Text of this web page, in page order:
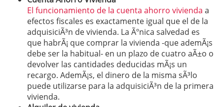
El funcionamiento de la cuenta ahorro vivienda a
efectos fiscales es exactamente igual que el de la
adquisiciÃ³n de vivienda. La Ãºnica salvedad es
que habrÃ¡ que comprar la vivienda -que ademÃ¡s
debe ser la habitual- en un plazo de cuatro aÃ±o o
devolver las cantidades deducidas mÃ¡s un
recargo. AdemÃ¡s, el dinero de la misma sÃ³lo
puede utilizarse para la adquisiciÃ³n de la primera
vivienda.